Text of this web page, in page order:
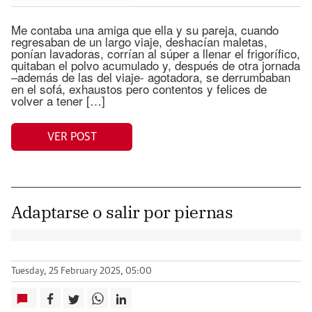
Me contaba una amiga que ella y su pareja, cuando
regresaban de un largo viaje, deshacían maletas,
ponían lavadoras, corrían al súper a llenar el frigorífico,
quitaban el polvo acumulado y, después de otra jornada
–además de las del viaje- agotadora, se derrumbaban
en el sofá, exhaustos pero contentos y felices de
volver a tener […]
VER POST
Adaptarse o salir por piernas
Tuesday, 25 February 2025, 05:00